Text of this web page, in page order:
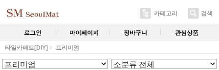
카테고리 검색
로그인 마이페이지 장바구니 관심상품
타일카페트[DIY] 프리미엄